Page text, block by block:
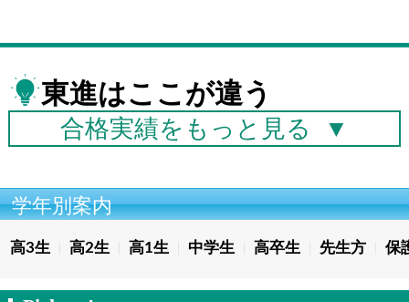
東進はここが違う
合格実績を もっと見る ▼